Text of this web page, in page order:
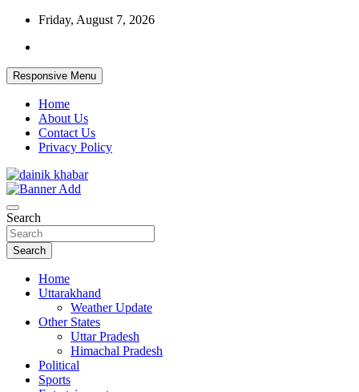
Skip
content
Friday, August 7, 2026
Responsive Menu
Home
About Us
Contact Us
Privacy Policy
Dainikkhabar.in – Uttarakhand Daily
Hindi News Website
Search
Search
Home
Uttarakhand
Weather Update
Other States
Uttar Pradesh
Himachal Pradesh
Political
Sports